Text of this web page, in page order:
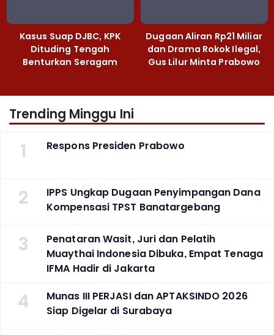
Kasus Suap DJBC, KPK
Dituding Tengah
Benturkan Seragam
Cokelat dengan Hijau
Dugaan Aliran Rp21 Miliar
dan Drama Rokok Ilegal,
Gus Lilur Minta Prabowo
Bertindak Tegas
Trending Minggu Ini
1 Respons Presiden Prabowo
2
IPPS Ungkap Dugaan Penyimpangan Dana
Kompensasi TPST Banatargebang
3
Penataran Wasit, Juri dan Pelatih
Muaythai Indonesia Dibuka, Empat Tenaga
IFMA Hadir di Jakarta
4
Munas III PERJASI dan APTAKSINDO 2026
Siap Digelar di Surabaya